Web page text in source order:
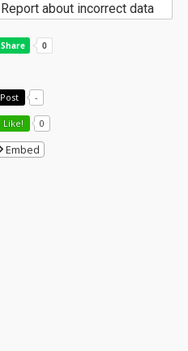
Report about incorrect data
Post -
Like! 0
Embed